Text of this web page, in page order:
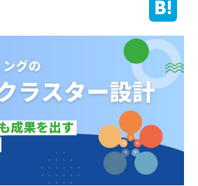
料金プラン
セミナー
お役立ち情報